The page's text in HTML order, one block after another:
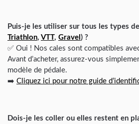
Puis-je les utiliser sur tous les types
Triathlon, VTT, Gravel ) ?
✅ Oui ! Nos cales sont compatibles
Avant d’acheter, assurez-vous
modèle de pédale.
➡️ Cliquez ici pour notre guide
Dois-je les coller ou elles restent en